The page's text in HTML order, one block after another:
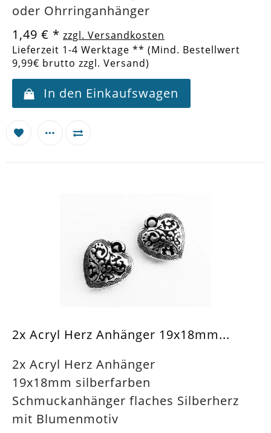
oder Ohrringanhänger
1,49 € * zzgl. Versandkosten
Lieferzeit 1-4 Werktage ** (Mind. Bestellwert
9,99€ brutto zzgl. Versand)
In den Einkaufswagen
2x Acryl Herz Anhänger 19x18mm...
2x Acryl Herz Anhänger
19x18mm silberfarben
Schmuckanhänger flaches Silberherz
mit Blumenmotiv